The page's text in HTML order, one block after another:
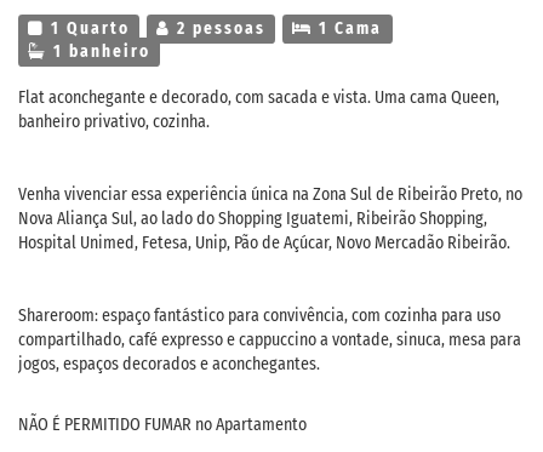
1 Quarto 2 pessoas
1 Cama
1 banheiro
Flat aconchegante e decorado, com sacada e vista. Uma cama Queen,
banheiro privativo, cozinha.
Venha vivenciar essa experiência única na Zona Sul de Ribeirão Preto, no
Nova Aliança Sul, ao lado do Shopping Iguatemi, Ribeirão Shopping,
Hospital Unimed, Fetesa, Unip, Pão de Açúcar, Novo Mercadão Ribeirão.
Shareroom: espaço fantástico para convivência, com cozinha para uso
compartilhado, café expresso e cappuccino a vontade, sinuca, mesa para
jogos, espaços decorados e aconchegantes.
NÃO É PERMITIDO FUMAR no Apartamento